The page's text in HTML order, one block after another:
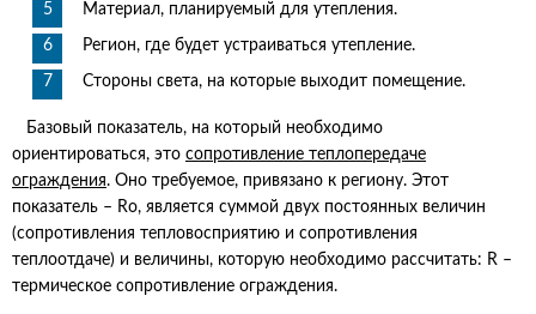
Материал, планируемый для утепления.
Регион, где будет устраиваться утепление.
Стороны света, на которые выходит помещение.
Базовый показатель, на который необходимо
ориентироваться, это сопротивление теплопередаче
ограждения. Оно требуемое, привязано к региону. Этот
показатель – Rо, является суммой двух постоянных величин
(сопротивления тепловосприятию и сопротивления
теплоотдаче) и величины, которую необходимо рассчитать: R –
термическое сопротивление ограждения.